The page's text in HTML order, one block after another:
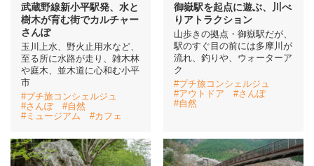
武蔵野線新小平駅発、水と
樹木が育む街でカルチャー
さんぽ
玉川上水、野火止用水など、
至る所に水路が走り、雑木林
や庭木、並木道に心和む小平
市
#プチ旅コンシェルジュ
#さんぽ
#自然
#ミュージアム
#カフェ
御嶽駅を起点に遊ぶ、川べ
りアトラクション
山歩きの拠点・御嶽駅だが、
駅のすぐ目の前には多摩川が
流れ、釣りや、ウォーターア
ク
#プチ旅コンシェルジュ
#アウトドア
#さんぽ
#自然